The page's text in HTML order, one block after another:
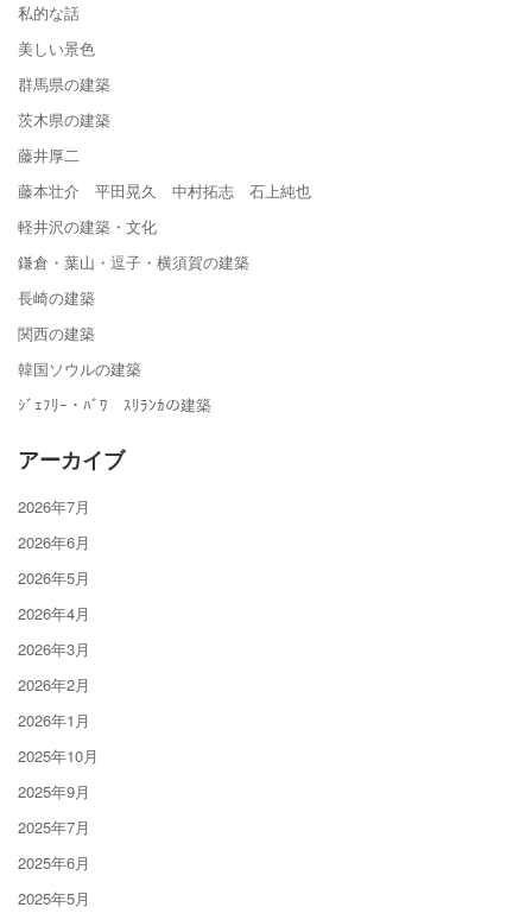
私的な話
美しい景色
群馬県の建築
茨木県の建築
藤井厚二
藤本壮介 平田晃久 中村拓志 石上純也
軽井沢の建築・文化
鎌倉・葉山・逗子・横須賀の建築
長崎の建築
関西の建築
韓国ソウルの建築
ｼﾞｪﾌﾘｰ・ﾊﾞﾜ ｽﾘﾗﾝｶの建築
アーカイブ
2026年7月
2026年6月
2026年5月
2026年4月
2026年3月
2026年2月
2026年1月
2025年10月
2025年9月
2025年7月
2025年6月
2025年5月